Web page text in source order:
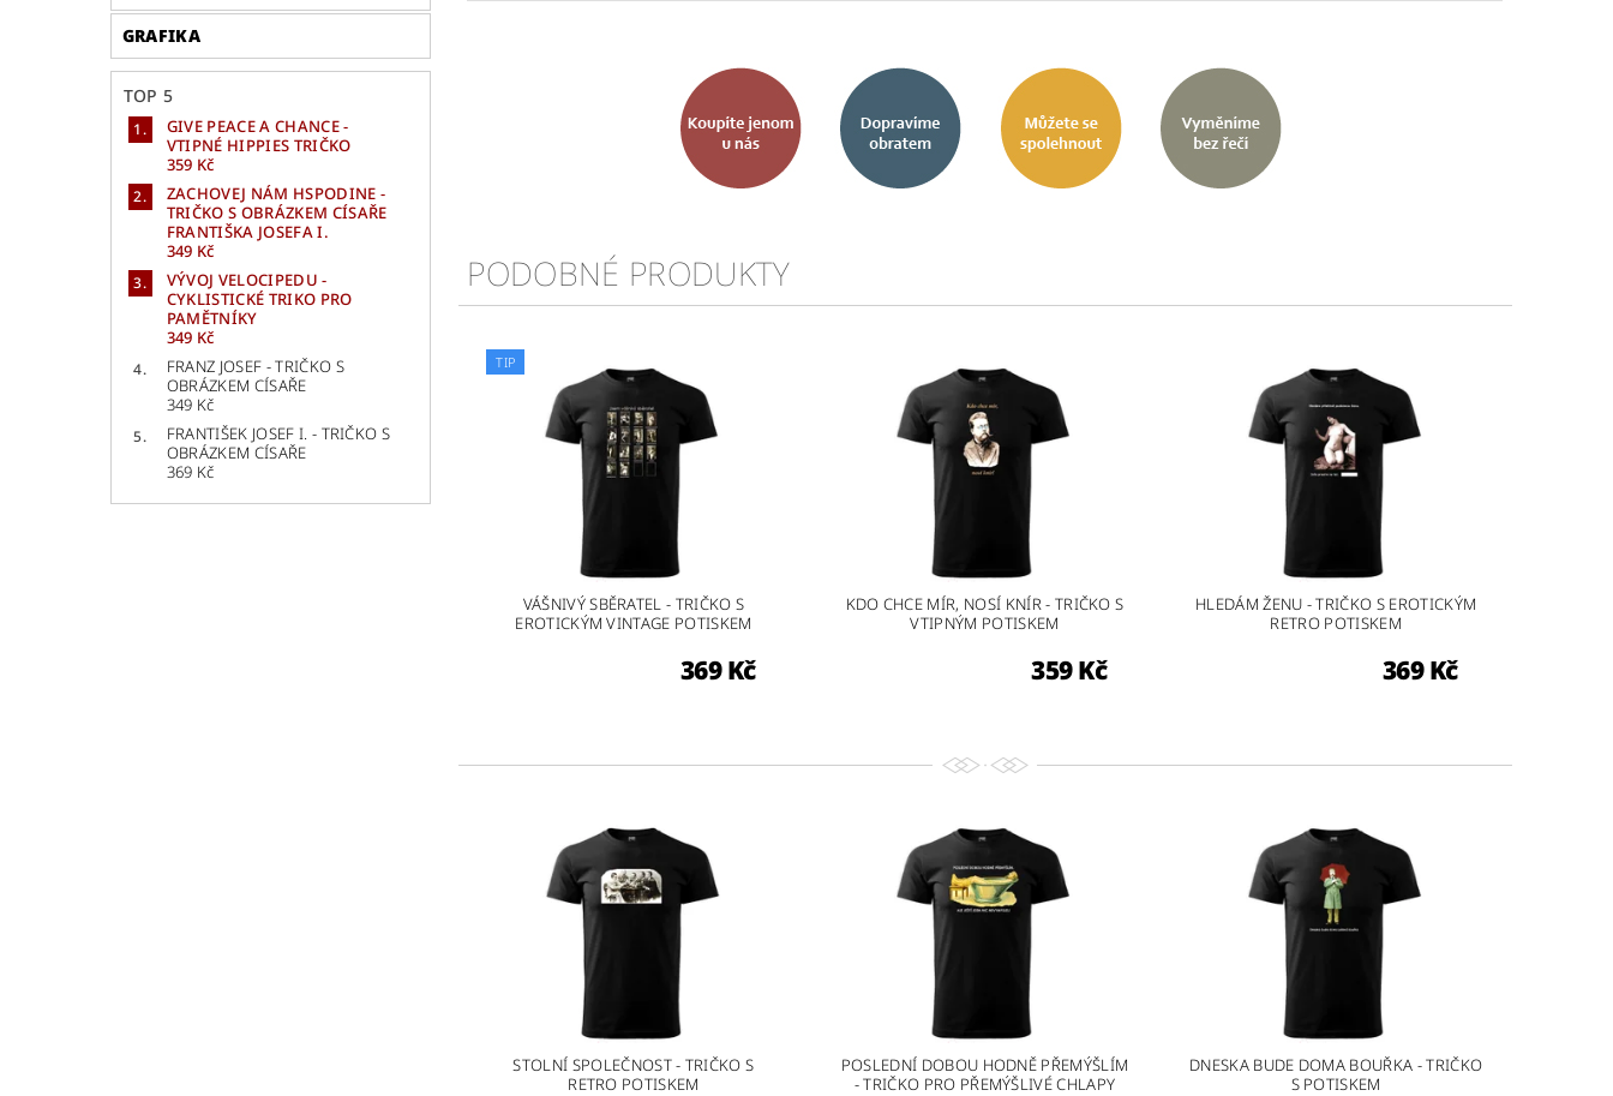
GRAFIKA
TOP 5
GIVE PEACE A CHANCE -
VTIPNÉ HIPPIES TRIČKO
359 Kč
ZACHOVEJ NÁM HSPODINE -
TRIČKO S OBRÁZKEM CÍSAŘE
FRANTIŠKA JOSEFA I.
349 Kč
VÝVOJ VELOCIPEDU -
CYKLISTICKÉ TRIKO PRO
PAMĚTNÍKY
349 Kč
FRANZ JOSEF - TRIČKO S
OBRÁZKEM CÍSAŘE
349 Kč
FRANTIŠEK JOSEF I. - TRIČKO S
OBRÁZKEM CÍSAŘE
369 Kč
PODOBNÉ PRODUKTY
TIP
VÁŠNIVÝ SBĚRATEL - TRIČKO S
EROTICKÝM VINTAGE POTISKEM
369 Kč
KDO CHCE MÍR, NOSÍ KNÍR - TRIČKO S
VTIPNÝM POTISKEM
359 Kč
HLEDÁM ŽENU - TRIČKO S EROTICKÝM
RETRO POTISKEM
369 Kč
STOLNÍ SPOLEČNOST - TRIČKO S
RETRO POTISKEM
POSLEDNÍ DOBOU HODNĚ PŘEMÝŠLÍM
- TRIČKO PRO PŘEMÝŠLIVÉ CHLAPY
DNESKA BUDE DOMA BOUŘKA - TRIČKO
S POTISKEM